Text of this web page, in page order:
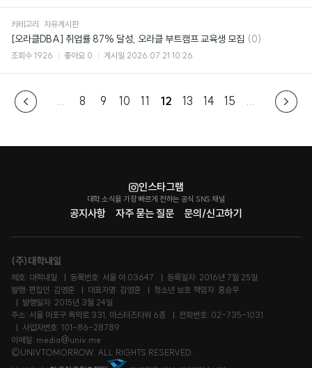
카테고리 자유게시판
[오라클DBA] 취업률 87% 달성, 오라클 부트캠프 교육생 모집 댓
(0)
조회수 1926 좋아요 0 게시일 2026.07.21 10:26
... 8 9 10 11 12 13 14 15 ...
공지사항 자주 묻는 질문 문의/신고하기
인스타그램
대학 소식을 가장 빠르게 전하는 공식 SNS 채널
(주)대학내일
제호: 대학내일 등록번호: 서울 아 03647
등록일자: 2016년 7월 25일
발행·편집인: 김영훈
대표자명: 김영훈
청소년 보호 책임자: 홍승우
발행일자: 2015년 3월 24일
주소: 서울 마포구 독막로 331, 마스터즈타워 6층
전화번호: 02-735-1031
사업자번호: 101-86-28789
이메일: media@univ.me
©UNIVTOMORROW. ALL RIGHTS RESERVED.